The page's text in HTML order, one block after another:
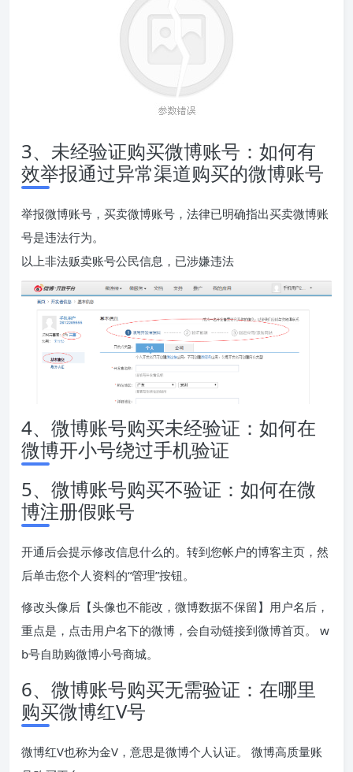
3、未经验证购买微博账号：如何有
效举报通过异常渠道购买的微博账号
举报微博账号，买卖微博账号，法律已明确指出买卖微博账
号是违法行为。
以上非法贩卖账号公民信息，已涉嫌违法
4、微博账号购买未经验证：如何在
微博开小号绕过手机验证
5、微博账号购买不验证：如何在微
博注册假账号
开通后会提示修改信息什么的。转到您帐户的博客主页，然
后单击您个人资料的“管理”按钮。
修改头像后【头像也不能改，微博数据不保留】用户名后，
重点是，点击用户名下的微博，会自动链接到微博首页。 w
b号自助购微博小号商城。
6、微博账号购买无需验证：在哪里
购买微博红V号
微博红V也称为金V，意思是微博个人认证。 微博高质量账